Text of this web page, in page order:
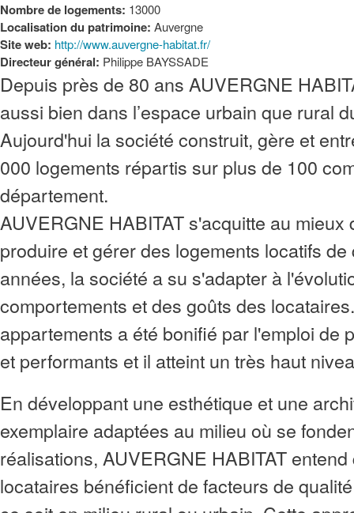
Nombre de logements: 13000
Localisation du patrimoine: Auvergne
Site web: http://www.auvergne-habitat.fr/
Directeur général: Philippe BAYSSADE
Depuis près de 80 ans AUVERGNE
aussi bien dans l’espace urbain que rural
Aujourd'hui la société construit, gère et
000 logements répartis sur plus de 100
département.
AUVERGNE HABITAT s'acquitte au mieux
produire et gérer des logements locatifs
années, la société a su s'adapter à
comportements et des goûts des
appartements a été bonifié par l'emploi de
et performants et il atteint un très haut
En développant une esthétique et une
exemplaire adaptées au milieu où se
réalisations, AUVERGNE HABITAT
locataires bénéficient de facteurs de